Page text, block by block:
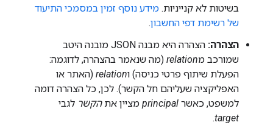
בשיטות לא קנייניות. מידע נוסף זמין במסמכי התיעוד
של רשימת דפי החשבון.
הצהרה:
הצהרה היא מבנה JSON מובנה היטב
שמורכב מrelation (מה שנאמר בהצהרה, לדוגמה:
הפעלת שיתוף פרטי כניסה) וrelation (האתר או
האפליקציה שעליהם חל הקשר). לכן, כל הצהרה דומה
למשפט, כאשר principal מציין אתהקשר לגבי
target
.